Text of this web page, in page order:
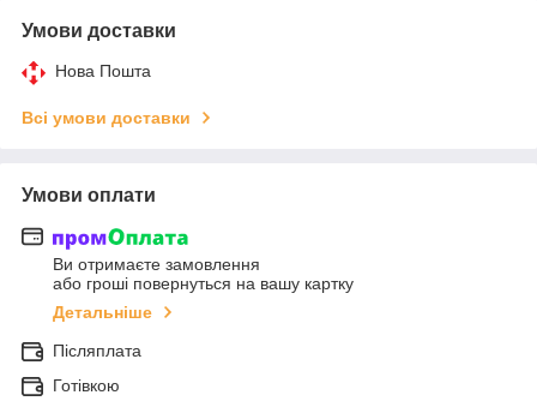
Умови доставки
Нова Пошта
Всі умови доставки
Умови оплати
Ви отримаєте замовлення
або гроші повернуться на вашу картку
Детальніше
Післяплата
Готівкою